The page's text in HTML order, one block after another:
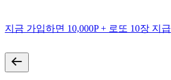
지금 가입하면 10,000P + 로또 10장 지급